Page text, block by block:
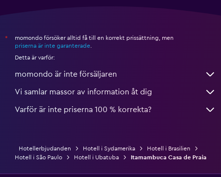
*
momondo försöker alltid få till en korrekt prissättning, men
priserna är inte garanterade
Detta är varför:
momondo är inte försäljaren
Vi samlar massor av information åt dig
Varför är inte priserna 100 % korrekta?
Hotellerbjudanden Hotell i Sydamerika
Hotell i Brasilien
Hotell i São Paulo
Hotell i Ubatuba Itamambuca Casa de Praia